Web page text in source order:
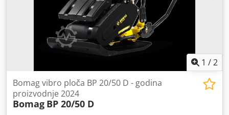
1 /2
Bomag vibro ploča BP 20/50 D - godina
proizvodnje 2024
Bomag BP 20/50 D